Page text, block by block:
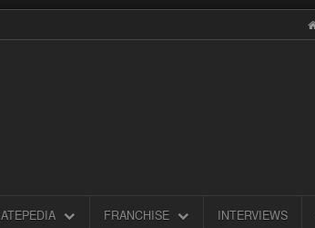
FRANCHISE INTERVIEWS